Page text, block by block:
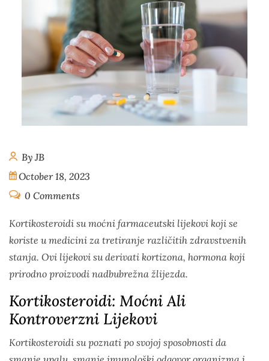
By JB
October 18, 2023
0 Comments
Kortikosteroidi su moćni farmaceutski lijekovi koji se
koriste u medicini za tretiranje različitih zdravstvenih
stanja. Ovi lijekovi su derivati kortizona, hormona koji
prirodno proizvodi nadbubrežna žlijezda.
Kortikosteroidi: Moćni Ali
Kontroverzni Lijekovi
Kortikosteroidi su poznati po svojoj sposobnosti da